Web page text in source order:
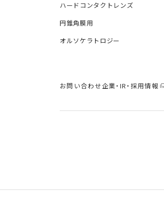
ハードコンタクトレンズ
円錐角膜用
オルソケラトロジー
お問い合わせ企業・IR・採用情報